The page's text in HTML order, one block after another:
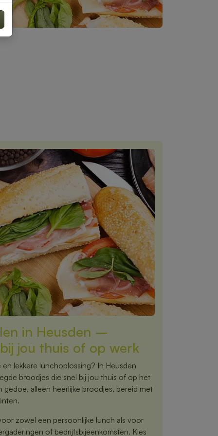
in Heusden –
jou thuis of op werk
en lekkere lunchoplossing? In Heusden
broodjes die snel bij jou thuis of op het
alleen heerlijke broodjes, bereid met
zowel een persoonlijke lunch als voor
of bedrijfsbijeenkomsten. Kies